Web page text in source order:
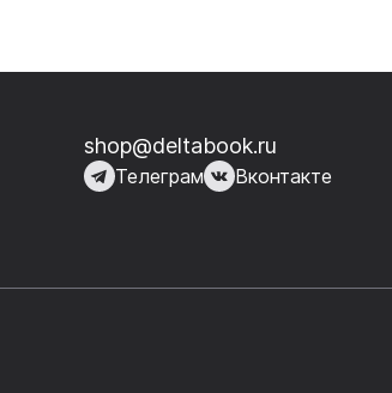
shop@deltabook.ru
Телеграм Вконтакте